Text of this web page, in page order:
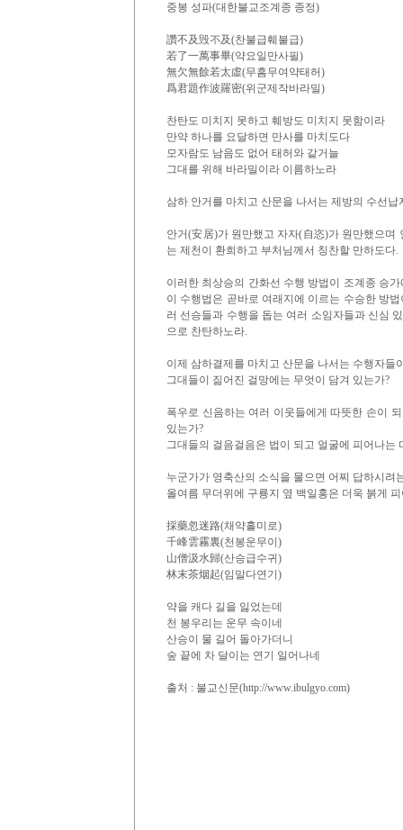
중봉 성파(대한불교조계종 종정)
讚不及毁不及(찬불급훼불급)
若了一萬事畢(약요일만사필)
無欠無餘若太虛(무흠무여약태허)
爲君題作波羅密(위군제작바라밀)
찬탄도 미치지 못하고 훼방도 미치지 못함이라
만약 하나를 요달하면 만사를 마치도다
모자람도 남음도 없어 태허와 같거늘
그대를 위해 바라밀이라 이름하노라
삼하 안거를 마치고 산문을 나서는 제방의 수선납
안거(安居)가 원만했고 자자(自恣)가 원만했으
는 제천이 환희하고 부처님께서 칭찬할 만하도다.
이러한 최상승의 간화선 수행 방법이 조계종 승
이 수행법은 곧바로 여래지에 이르는 수승한 방
러 선승들과 수행을 돕는 여러 소임자들과 신심
으로 찬탄하노라.
이제 삼하결제를 마치고 산문을 나서는 수행자들
그대들이 짊어진 걸망에는 무엇이 담겨 있는가?
폭우로 신음하는 여러 이웃들에게 따뜻한 손이
있는가?
그대들의 걸음걸음은 법이 되고 얼굴에 피어나는
누군가가 영축산의 소식을 물으면 어찌 답하시려
올여름 무더위에 구룡지 옆 백일홍은 더욱 붉게
採藥忽迷路(채약홀미로)
千峰雲霧裏(천봉운무이)
山僧汲水歸(산승급수귀)
林末茶烟起(임말다연기)
약을 캐다 길을 잃었는데
천 봉우리는 운무 속이네
산승이 물 길어 돌아가더니
숲 끝에 차 달이는 연기 일어나네
출처 : 불교신문(http://www.ibulgyo.com)